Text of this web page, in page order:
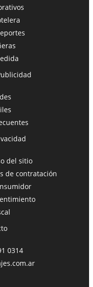
del sitio
de contratación
0314